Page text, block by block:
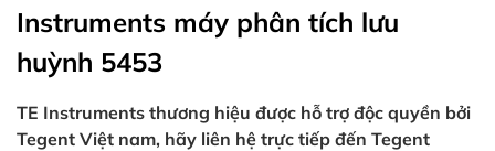
Instruments máy phân tích lưu
huỳnh 5453
TE Instruments thương hiệu được hỗ trợ độc quyền bởi
Tegent Việt nam, hãy liên hệ trực tiếp đến Tegent